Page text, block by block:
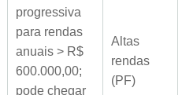
progressiva
para rendas
anuais > R$
600.000,00;
pode chegar
Altas
rendas
(PF)